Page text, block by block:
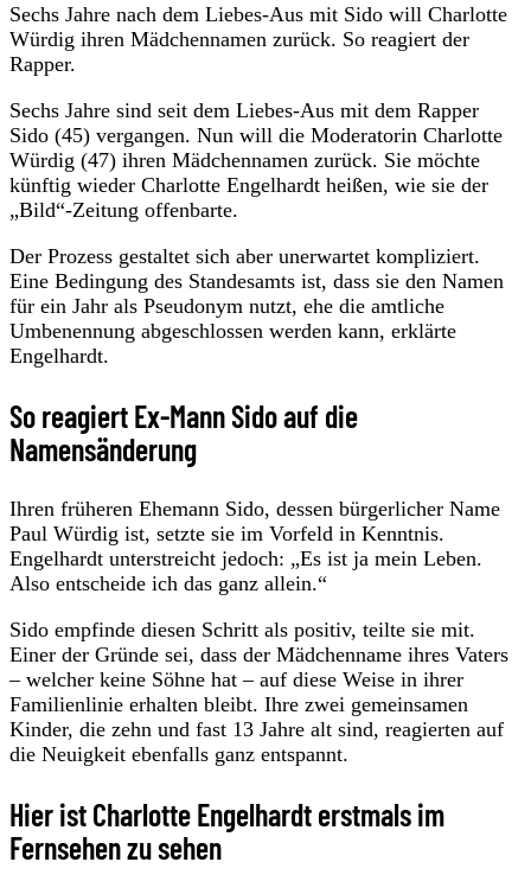
Sechs Jahre nach dem Liebes-Aus mit Sido will Charlotte
Würdig ihren Mädchennamen zurück. So reagiert der
Rapper.
Sechs Jahre sind seit dem Liebes-Aus mit dem Rapper
Sido (45) vergangen. Nun will die Moderatorin Charlotte
Würdig (47) ihren Mädchennamen zurück. Sie möchte
künftig wieder Charlotte Engelhardt heißen, wie sie der
„Bild“-Zeitung offenbarte.
Der Prozess gestaltet sich aber unerwartet kompliziert.
Eine Bedingung des Standesamts ist, dass sie den Namen
für ein Jahr als Pseudonym nutzt, ehe die amtliche
Umbenennung abgeschlossen werden kann, erklärte
Engelhardt.
So reagiert Ex-Mann Sido auf die
Namensänderung
Ihren früheren Ehemann Sido, dessen bürgerlicher Name
Paul Würdig ist, setzte sie im Vorfeld in Kenntnis.
Engelhardt unterstreicht jedoch: „Es ist ja mein Leben.
Also entscheide ich das ganz allein.“
Sido empfinde diesen Schritt als positiv, teilte sie mit.
Einer der Gründe sei, dass der Mädchenname ihres Vaters
– welcher keine Söhne hat – auf diese Weise in ihrer
Familienlinie erhalten bleibt. Ihre zwei gemeinsamen
Kinder, die zehn und fast 13 Jahre alt sind, reagierten auf
die Neuigkeit ebenfalls ganz entspannt.
Hier ist Charlotte Engelhardt erstmals im
Fernsehen zu sehen